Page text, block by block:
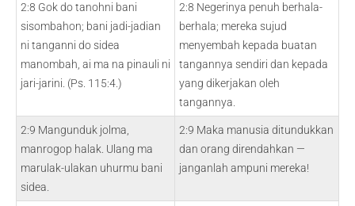
2:8 Gok do tanohni bani
sisombahon; bani jadi-jadian
ni tanganni do sidea
manombah, ai ma na pinauli ni
jari-jarini. (Ps. 115:4.)
2:8 Negerinya penuh berhala-
berhala; mereka sujud
menyembah kepada buatan
tangannya sendiri dan kepada
yang dikerjakan oleh
tangannya.
2:9 Mangunduk jolma,
manrogop halak. Ulang ma
marulak-ulakan uhurmu bani
sidea.
2:9 Maka manusia ditundukkan
dan orang direndahkan —
janganlah ampuni mereka!